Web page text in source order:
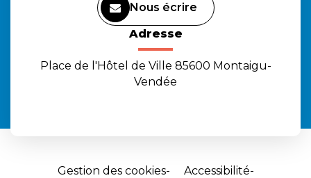
Nous écrire
Adresse
Place de l'Hôtel de Ville 85600 Montaigu-
Vendée
Gestion des cookies
Accessibilité